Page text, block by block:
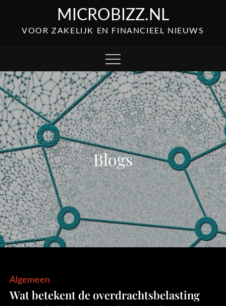
content
MICROBIZZ.NL
VOOR ZAKELIJK EN FINANCIEEL NIEUWS
Blogs
Algemeen
Wat betekent de overdrachtsbelasting